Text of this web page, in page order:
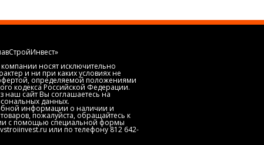
носят исключительно
и ни при каких условиях не
определяемой положениями
кодекса Российской Федерации.
наш сайт Вы соглашаетесь на
данных.
информации о наличии и
пожалуйста, обращайтесь к
с помощью специальной формы
или по телефону 812 642-